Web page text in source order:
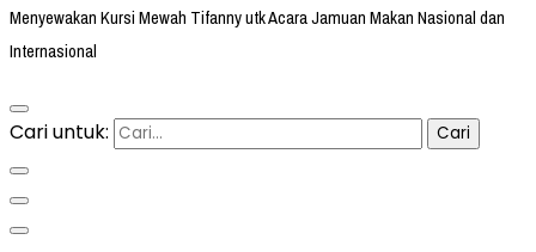
Menyewakan Kursi Mewah Tifanny utk Acara Jamuan Makan Nasional dan
Internasional
Cari untuk: